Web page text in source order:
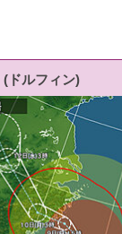
(ドルフィン)